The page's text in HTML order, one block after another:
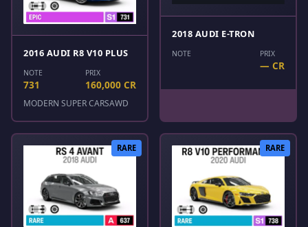
2016 AUDI R8 V10 PLUS
NOTE
731
PRIX
160,000 CR
MODERN SUPER CARSAWD
2018 AUDI E-TRON
NOTE PRIX
— CR
RARE RARE